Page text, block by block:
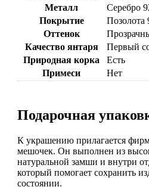
Металл
Серебро
Покрытие
Позолота
Оттенок
Качество янтаря
Первый
Природная корка
Есть
Примеси
Нет
Подарочная
К украшению прилагается
мешочек. Он выполнен из
натуральной замши и внутри
который помогает сохранить
состоянии.